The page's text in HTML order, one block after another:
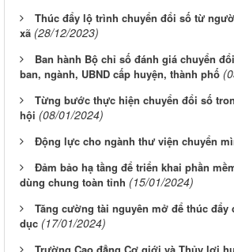
Thúc đẩy lộ trình chuyển đổi số từ
xã (28/12/2023)
Ban hành Bộ chỉ số đánh giá chuyển
ban, ngành, UBND cấp huyện, thành phố
Từng bước thực hiện chuyển đổi số
hội (08/01/2024)
Động lực cho ngành thư viện chuyển
Đảm bảo hạ tầng để triển khai phần
dùng chung toàn tỉnh (15/01/2024)
Tăng cường tài nguyên mở để thúc đẩy
dục (17/01/2024)